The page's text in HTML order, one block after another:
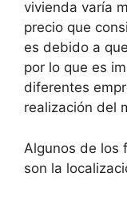
vivienda varía
precio que
es debido a que
por lo que es
diferentes
realización del
Algunos de los
son la